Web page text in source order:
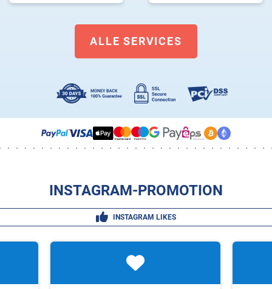
ALLE SERVICES
ALLE SERVICES
INSTAGRAM-PROMOTION
INSTAGRAM LIKES